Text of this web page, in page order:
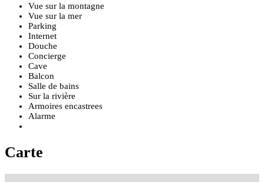
Vue sur la montagne
Vue sur la mer
Parking
Internet
Douche
Concierge
Cave
Balcon
Salle de bains
Sur la rivière
Armoires encastrees
Alarme
Carte